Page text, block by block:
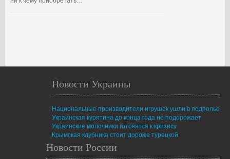
Новости Украины
Национальные производители игрушек ушли в подполье
Украинская курятина до конца года не подорожает
Украинские молочники готовятся к кризису
Крымская клубника стоит дороже турецкой
Новости России